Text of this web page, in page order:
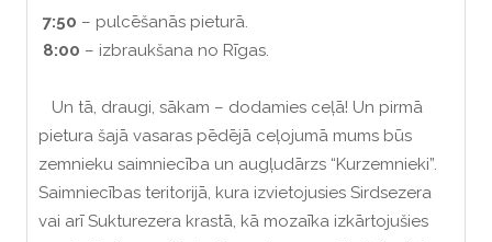
7:50 – pulcēšanās pieturā.
8:00 – izbraukšana no Rīgas.
Un tā, draugi, sākam – dodamies ceļā! Un pirmā
pietura šajā vasaras pēdējā ceļojumā mums būs
zemnieku saimniecība un augļudārzs “Kurzemnieki”.
Saimniecības teritorijā, kura izvietojusies Sirdsezera
vai arī Sukturezera krastā, kā mozaīka izkārtojušies